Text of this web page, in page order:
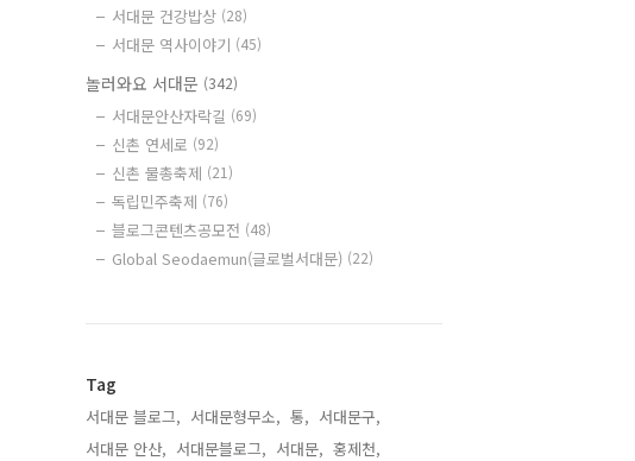
서대문 건강밥상 (28)
서대문 역사이야기 (45)
놀러와요 서대문 (342)
서대문안산자락길 (69)
신촌 연세로 (92)
신촌 물총축제 (21)
독립민주축제 (76)
블로그콘텐츠공모전 (48)
Global Seodaemun(글로벌서대문) (22)
Tag
서대문 블로그, 서대문형무소, 통, 서대문구,
서대문 안산, 서대문블로그, 서대문, 홍제천,